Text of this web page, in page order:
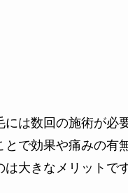
には数回の施術が必
とで効果や痛みの有
大きなメリットです